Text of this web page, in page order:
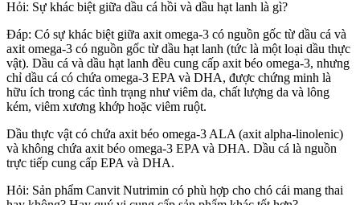
Hỏi: Sự khác biệt giữa dầu cá hồi và dầu hạt lanh là gì?
Đáp: Có sự khác biệt giữa axit omega-3 có nguồn gốc từ dầu cá và
axit omega-3 có nguồn gốc từ dầu hạt lanh (tức là một loại dầu thực
vật). Dầu cá và dầu hạt lanh đều cung cấp axit béo omega-3, nhưng
chỉ dầu cá có chứa omega-3 EPA và DHA, được chứng minh là
hữu ích trong các tình trạng như viêm da, chất lượng da và lông
kém, viêm xương khớp hoặc viêm ruột.
Dầu thực vật có chứa axit béo omega-3 ALA (axit alpha-linolenic)
và không chứa axit béo omega-3 EPA và DHA. Dầu cá là nguồn
trực tiếp cung cấp EPA và DHA.
Hỏi: Sản phẩm Canvit Nutrimin có phù hợp cho chó cái mang thai